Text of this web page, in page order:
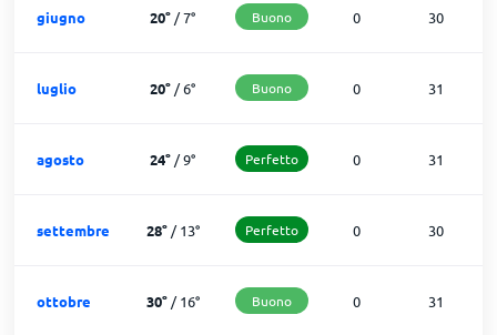
giugno 20° /7° Buono 0 30
luglio 20° /6° Buono 0 31
agosto 24° /9° Perfetto 0 31
settembre 28°/13° Perfetto 0 30
ottobre 30°/16° Buono 0 31